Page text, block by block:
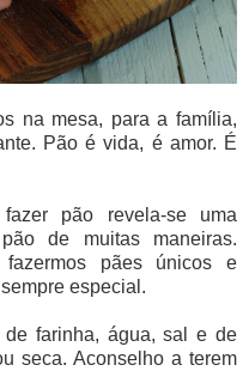
na mesa, para a família,
Pão é vida, é amor. É
pão revela-se uma
de muitas maneiras.
fazermos pães únicos e
especial.
de farinha, água, sal e de
seca. Aconselho a terem